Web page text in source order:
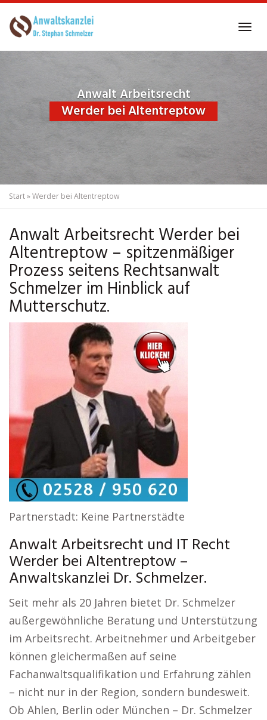
to
Anwalt Arbeitsrecht
Werder bei Altentreptow
Start»Werder bei Altentreptow
Anwalt Arbeitsrecht Werder bei
Altentreptow – spitzenmäßiger
Prozess seitens Rechtsanwalt
Schmelzer im Hinblick auf
Mutterschutz.
Partnerstadt: Keine Partnerstädte
Anwalt Arbeitsrecht und IT Recht
Werder bei Altentreptow –
Anwaltskanzlei Dr. Schmelzer.
Seit mehr als 20 Jahren bietet Dr. Schmelzer
außergewöhnliche Beratung und Unterstützung
im Arbeitsrecht. Arbeitnehmer und Arbeitgeber
können gleichermaßen auf seine
Fachanwaltsqualifikation und Erfahrung zählen
– nicht nur in der Region, sondern bundesweit.
Ob Ahlen, Berlin oder München – Dr. Schmelzer